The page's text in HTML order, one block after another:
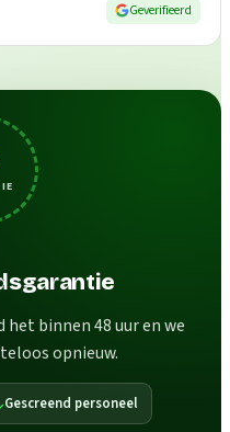
Geverifieerd
binnen 48 uur en we
opnieuw.
Gescreend personeel